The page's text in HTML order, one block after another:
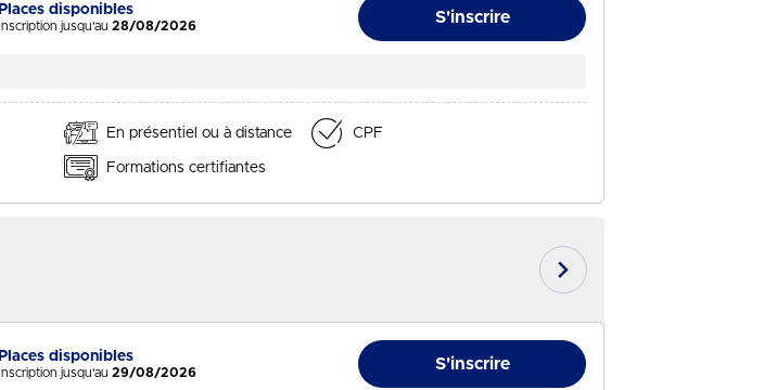
Statut :
Places disponibles
Inscription jusqu'au28/08/2026 S'inscrire
En présentiel ou à distance CPF
Formations certifiantes
En savoir plus
Statut :
Places disponibles
Inscription jusqu'au29/08/2026 S'inscrire